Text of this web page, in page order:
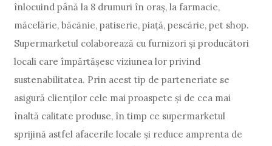
înlocuind până la 8 drumuri în oraș, la farmacie,
măcelărie, băcănie, patiserie, piață, pescărie, pet shop.
Supermarketul colaborează cu furnizori și producători
locali care împărtășesc viziunea lor privind
sustenabilitatea. Prin acest tip de parteneriate se
asigură clienților cele mai proaspete și de cea mai
înaltă calitate produse, în timp ce supermarketul
sprijină astfel afacerile locale și reduce amprenta de